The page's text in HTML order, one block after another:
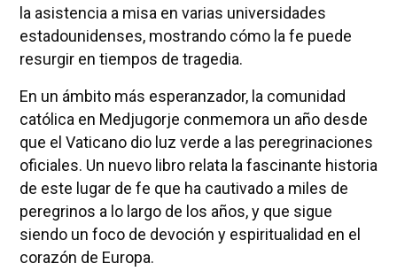
la asistencia a misa en varias universidades
estadounidenses, mostrando cómo la fe puede
resurgir en tiempos de tragedia.
En un ámbito más esperanzador, la comunidad
católica en Medjugorje conmemora un año desde
que el Vaticano dio luz verde a las peregrinaciones
oficiales. Un nuevo libro relata la fascinante historia
de este lugar de fe que ha cautivado a miles de
peregrinos a lo largo de los años, y que sigue
siendo un foco de devoción y espiritualidad en el
corazón de Europa.